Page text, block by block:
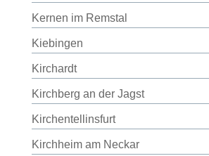
Kernen im Remstal
Kiebingen
Kirchardt
Kirchberg an der Jagst
Kirchentellinsfurt
Kirchheim am Neckar